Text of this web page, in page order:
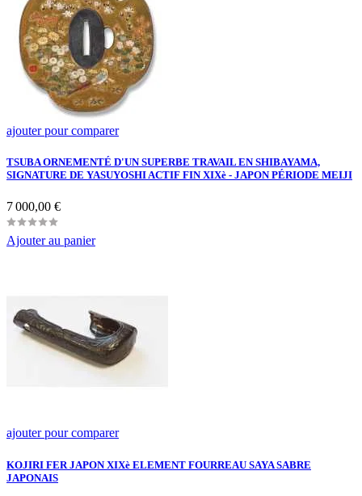
ajouter pour comparer
TSUBA ORNEMENTÉ D'UN SUPERBE TRAVAIL EN SHIBAYAMA,
SIGNATURE DE YASUYOSHI ACTIF FIN XIXè - JAPON PÉRIODE MEIJI
Prix
7 000,00 €
Ajouter au panier
ajouter pour comparer
KOJIRI FER JAPON XIXè ELEMENT FOURREAU SAYA SABRE
JAPONAIS